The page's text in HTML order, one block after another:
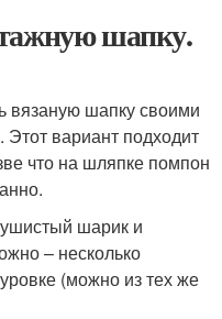
шапку.
вязаную шапку своими
вариант подходит
что на шляпке помпон
шарик и
– несколько
(можно из тех же